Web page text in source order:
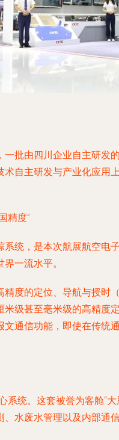
批由四川企业自主研发
自主研发与产业化应
精度”
统，是本次航展航空
一流水平。
度的定位、导航与授
级甚至毫米级的高精度
通信功能，即使在传
统。这套被誉为客舱“
水废水管理以及内部通